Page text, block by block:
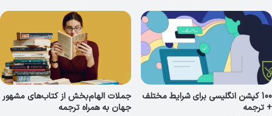
100 کپشن انگلیسی برای شرایط مختلف
+ ترجمه
جملات الهام‌بخش از کتاب‌های مشهور
جهان به همراه ترجمه